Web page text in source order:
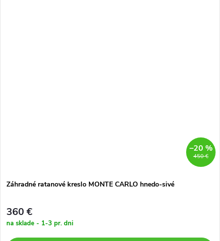
450 €
–20 %
Záhradné ratanové kreslo MONTE CARLO hnedo-sivé
360 €
na sklade - 1-3 pr. dni